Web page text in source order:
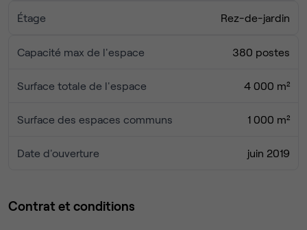
Étage Rez-de-jardin
Capacité max de l'espace 380 postes
Surface totale de l'espace 4 000 m²
Surface des espaces communs 1 000 m²
Date d'ouverture juin 2019
Contrat et conditions